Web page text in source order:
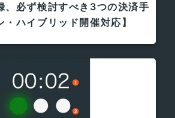
、必ず検討すべき3つの決済手
ハイブリッド開催対応】